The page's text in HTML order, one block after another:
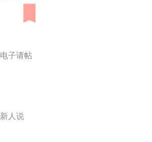
电子请帖
新人说